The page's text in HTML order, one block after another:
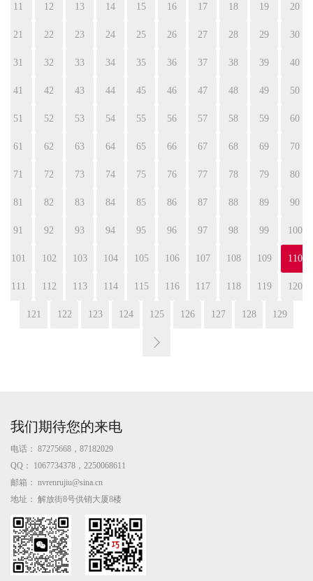
11 12 13 14 15 16 17 18 19 20
21 22 23 24 25 26 27 28 29 30
31 32 33 34 35 36 37 38 39 40
41 42 43 44 45 46 47 48 49 50
51 52 53 54 55 56 57 58 59 60
61 62 63 64 65 66 67 68 69 70
71 72 73 74 75 76 77 78 79 80
81 82 83 84 85 86 87 88 89 90
91 92 93 94 95 96 97 98 99 100
101 102 103 104 105 106 107 108 109 110
111 112 113 114 115 116 117 118 119 120
121 122 123 124 125 126 127 128 129
我们期待您的来电
电话： 87275668，87182029
QQ：
1067734378，2250068611
邮箱： nvrenrujiu@sina.cn
地址： 解放街8号供销大厦8楼